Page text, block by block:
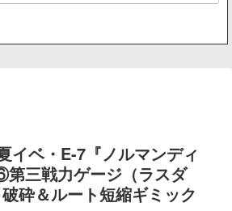
イベ・E-7『ノルマンディ
三戦力ゲージ（ラスダ
砕＆ルート短縮ギミック